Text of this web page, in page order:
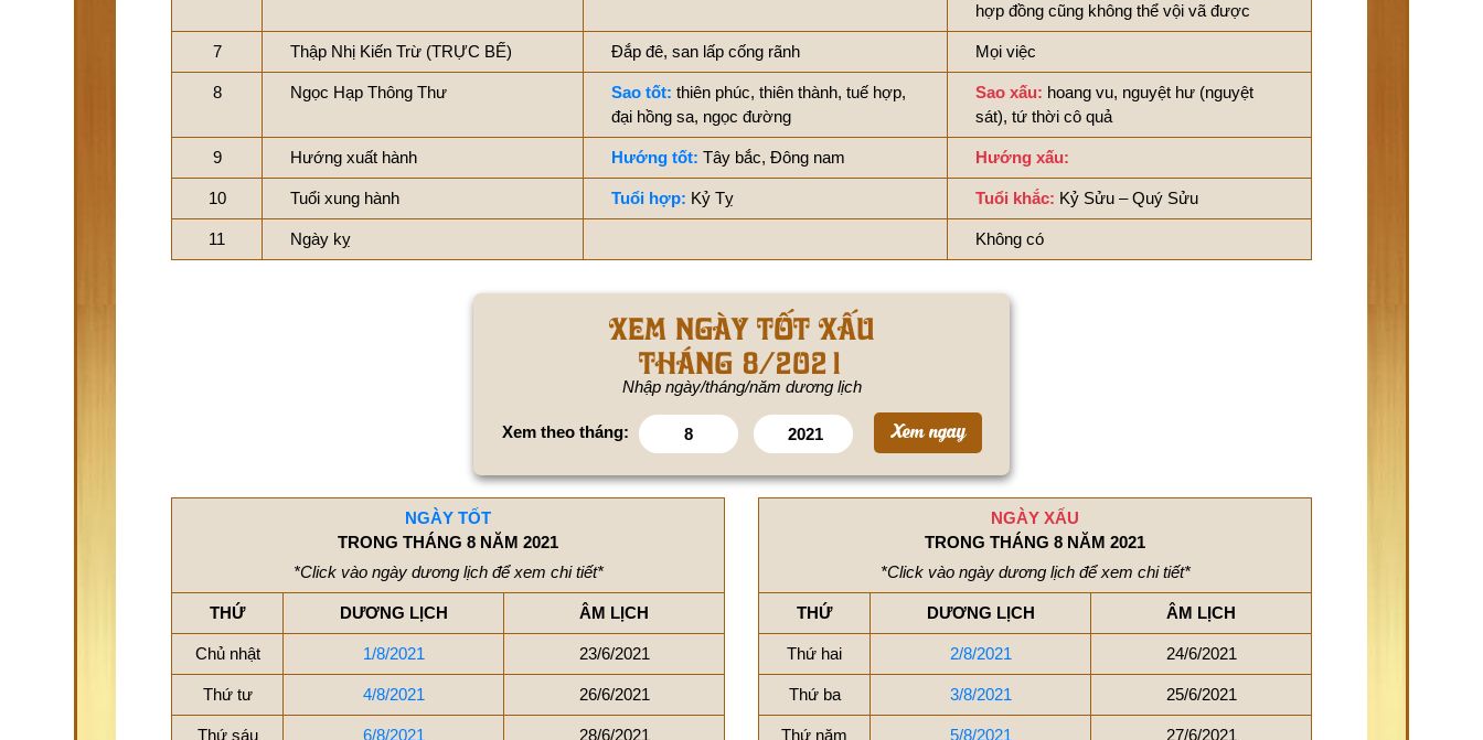
hợp đồng cũng không thể vội vã được
7 Thập Nhị Kiến Trừ (TRỰC BẾ) Đắp đê, san lấp cống rãnh Mọi việc
8 Ngọc Hạp Thông Thư Sao tốt: thiên phúc, thiên thành, tuế hợp,
đại hồng sa, ngọc đường
Sao xấu: hoang vu, nguyệt hư (nguyệt
sát), tứ thời cô quả
9 Hướng xuất hành Hướng tốt: Tây bắc, Đông nam Hướng xấu:
10 Tuổi xung hành Tuổi hợp: Kỷ Tỵ Tuổi khắc: Kỷ Sửu – Quý Sửu
11 Ngày kỵ Không có
Xem ngày tốt xấu
tháng 8/2021
Nhập ngày/tháng/năm dương lịch
Xem theo tháng:
NGÀY TỐT
TRONG THÁNG 8 NĂM 2021
*Click vào ngày dương lịch để xem chi tiết*
THỨ DƯƠNG LỊCH ÂM LỊCH
Chủ nhật 1/8/2021 23/6/2021
Thứ tư 4/8/2021 26/6/2021
Thứ sáu 6/8/2021 28/6/2021
NGÀY XẤU
TRONG THÁNG 8 NĂM 2021
*Click vào ngày dương lịch để xem chi tiết*
THỨ DƯƠNG LỊCH ÂM LỊCH
Thứ hai 2/8/2021 24/6/2021
Thứ ba 3/8/2021 25/6/2021
Thứ năm 5/8/2021 27/6/2021